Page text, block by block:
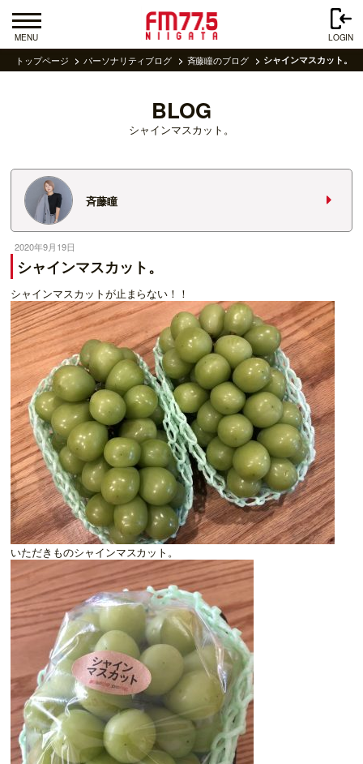
MENU LOGIN
トップページ パーソナリティブログ 斉藤瞳のブログ シャインマスカット。
BLOG
シャインマスカット。
斉藤瞳
2020年9月19日
シャインマスカット。
シャインマスカットが止まらない！！
いただきものシャインマスカット。